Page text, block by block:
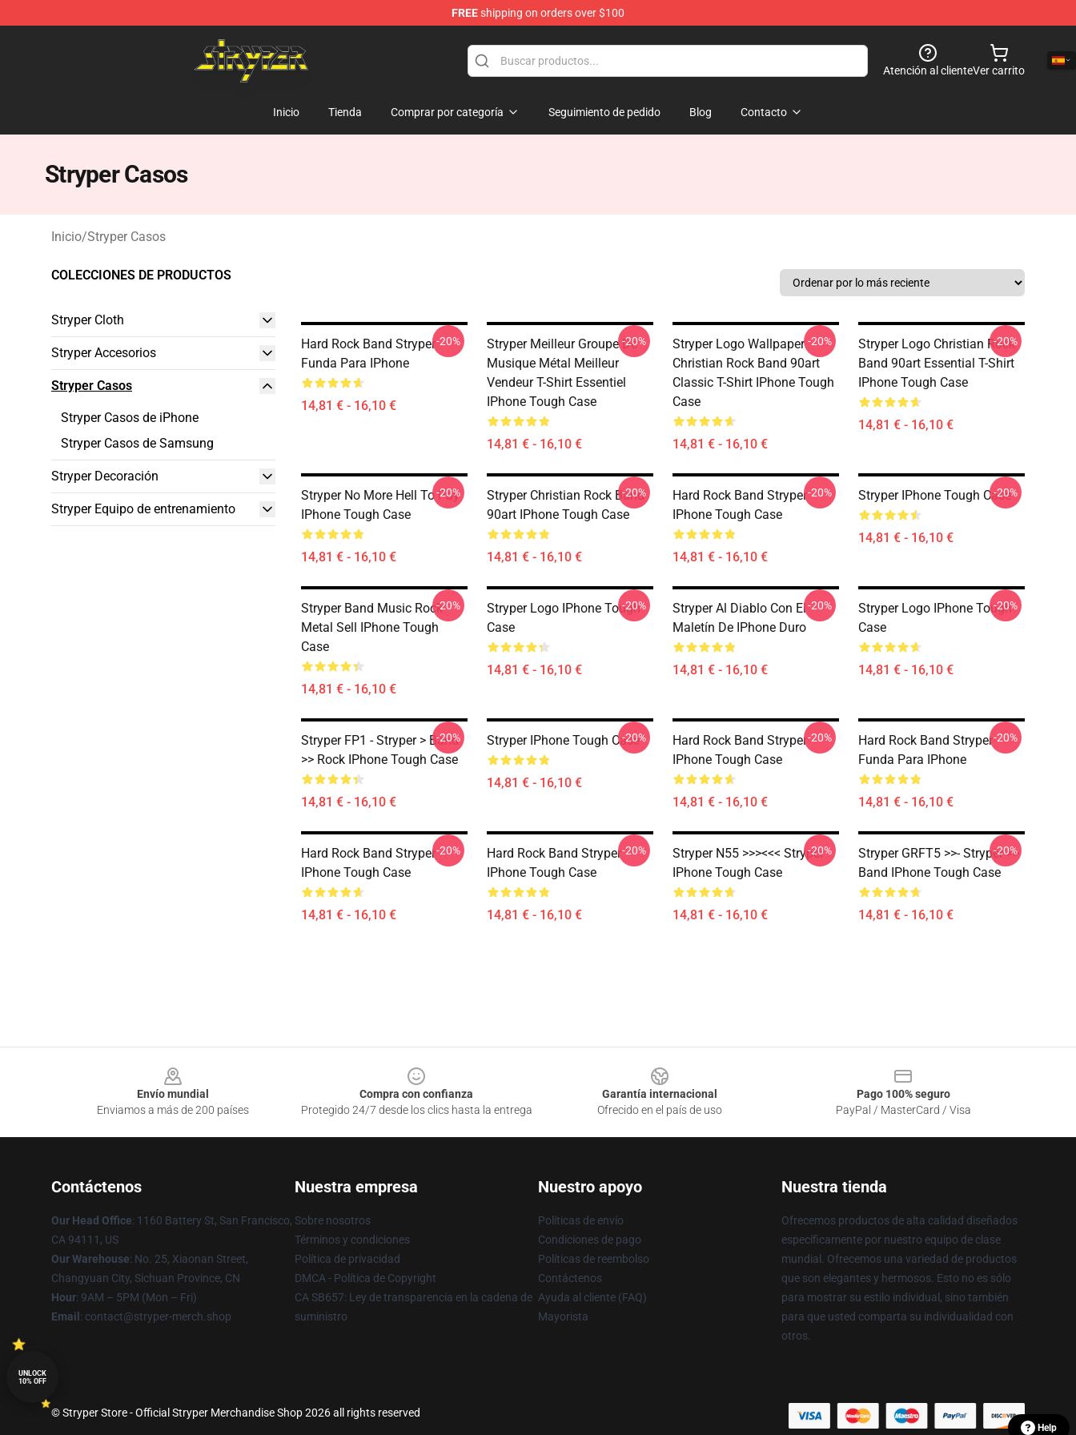
FREEshipping on orders over $100
Stryper Store - Official Stryper Merchandise Shop
Atención al clienteVer carrito
Inicio Tienda Comprar por categoría Seguimiento de pedido Blog Contacto
Stryper Casos
Inicio/Stryper Casos
COLECCIONES DE PRODUCTOS
Stryper Cloth
Stryper Accesorios
Stryper Casos
Stryper Casos de iPhone
Stryper Casos de Samsung
Stryper Decoración
Stryper Equipo de entrenamiento
Hard Rock Band Stryper
Funda Para IPhone
14,81 € - 16,10 €
-20%
Stryper Meilleur Groupe De
Musique Métal Meilleur
Vendeur T-Shirt Essentiel
IPhone Tough Case
14,81 € - 16,10 €
-20%
Stryper Logo Wallpaper
Christian Rock Band 90art
Classic T-Shirt IPhone Tough
Case
14,81 € - 16,10 €
-20%
Stryper Logo Christian Rock
Band 90art Essential T-Shirt
IPhone Tough Case
14,81 € - 16,10 €
-20%
Stryper No More Hell To Pay
IPhone Tough Case
14,81 € - 16,10 €
-20%
Stryper Christian Rock Band
90art IPhone Tough Case
14,81 € - 16,10 €
-20%
Hard Rock Band Stryper
IPhone Tough Case
14,81 € - 16,10 €
-20% Stryper IPhone Tough Case
14,81 € - 16,10 €
-20%
Stryper Band Music Rock
Metal Sell IPhone Tough
Case
14,81 € - 16,10 €
-20%
Stryper Logo IPhone Tough
Case
14,81 € - 16,10 €
-20%
Stryper Al Diablo Con El
Maletín De IPhone Duro
14,81 € - 16,10 €
-20%
Stryper Logo IPhone Tough
Case
14,81 € - 16,10 €
-20%
Stryper FP1 - Stryper > Band
>> Rock IPhone Tough Case
14,81 € - 16,10 €
-20% Stryper IPhone Tough Case
14,81 € - 16,10 €
-20%
Hard Rock Band Stryper
IPhone Tough Case
14,81 € - 16,10 €
-20%
Hard Rock Band Stryper
Funda Para IPhone
14,81 € - 16,10 €
-20%
Hard Rock Band Stryper
IPhone Tough Case
14,81 € - 16,10 €
-20%
Hard Rock Band Stryper
IPhone Tough Case
14,81 € - 16,10 €
-20%
Stryper N55 >>><<< Stryper
IPhone Tough Case
14,81 € - 16,10 €
-20%
Stryper GRFT5 >>- Stryper >>
Band IPhone Tough Case
14,81 € - 16,10 €
-20%
Envío mundial
Enviamos a más de 200 países
Compra con confianza
Protegido 24/7 desde los clics hasta la entrega
Garantía internacional
Ofrecido en el país de uso
Pago 100% seguro
PayPal / MasterCard / Visa
Contáctenos
Our Head Office: 1160 Battery St, San Francisco,
CA 94111, US
Our Warehouse: No. 25, Xiaonan Street,
Changyuan City, Sichuan Province, CN
Hour: 9AM – 5PM (Mon – Fri)
Email : contact@stryper-merch.shop
Nuestra empresa
Sobre nosotros
Términos y condiciones
Política de privacidad
DMCA - Política de Copyright
CA SB657: Ley de transparencia en la cadena de
suministro
Nuestro apoyo
Políticas de envío
Condiciones de pago
Políticas de reembolso
Contáctenos
Ayuda al cliente (FAQ)
Mayorista
Nuestra tienda
Ofrecemos productos de alta calidad diseñados
específicamente por nuestro equipo de clase
mundial. Ofrecemos una variedad de productos
que son elegantes y hermosos. Esto no es sólo
para mostrar su estilo individual, sino también
para que usted comparta su individualidad con
otros.
© Stryper Store - Official Stryper Merchandise Shop 2026 all rights reserved
Help
UNLOCK
10% OFF